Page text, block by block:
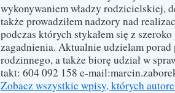
wykonywaniem władzy rodzicielskiej,
także prowadziłem nadzory nad
podczas których stykałem się z
zagadnienia. Aktualnie udzie­lam porad
rodzin­nego, a także biorę udział w
takt: 604 092 158 e-
Zobacz wszystkie wpisy, których